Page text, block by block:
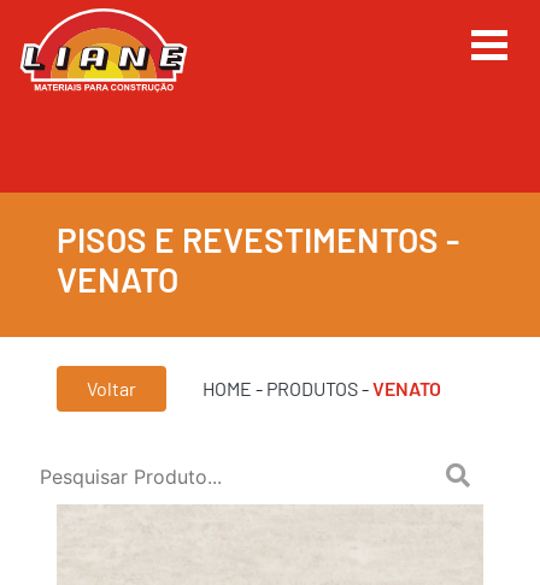
PISOS E REVESTIMENTOS -
VENATO
Voltar HOME - PRODUTOS-VENATO